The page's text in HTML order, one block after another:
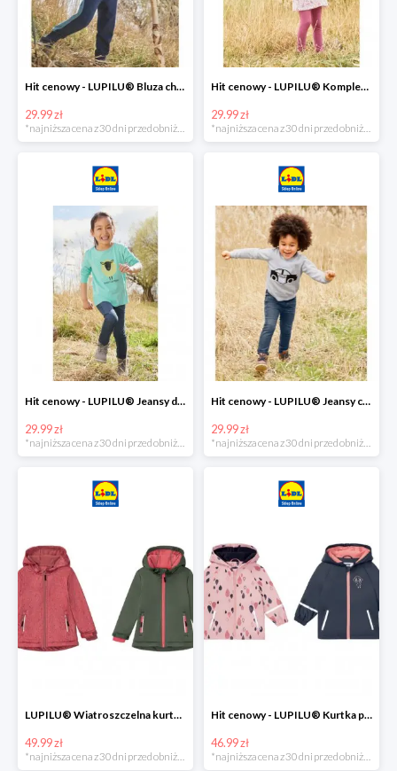
Hit cenowy - LUPILU® Bluza chłopięca w stylu college
29.99 zł
*najniższa cena z 30 dni przed obniżką
Hit cenowy - LUPILU® Komplet dziewczęcy (sukienka + legginsy)
29.99 zł
*najniższa cena z 30 dni przed obniżką
Hit cenowy - LUPILU® Jeansy dziewczęce slim fit
29.99 zł
Hit cenowy - LUPILU® Jeansy chłopięce slim fit
29.99 zł
LUPILU® Wiatroszczelna kurtka dziecięca softshell, 1 sztuka
49.99 zł
Hit cenowy - LUPILU® Kurtka przeciwdeszczowa dziewczęca, 1 sztuka
46.99 zł